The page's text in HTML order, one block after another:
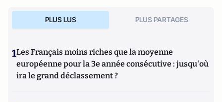
PLUS LUS PLUS PARTAGES
1Les Français moins riches que la moyenne
européenne pour la 3e année consécutive : jusqu'où
ira le grand déclassement ?